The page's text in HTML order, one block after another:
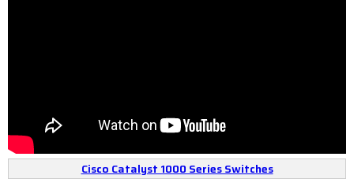
Cisco Catalyst 1000 Series Switches